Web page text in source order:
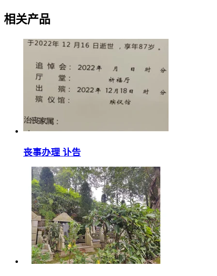
相关产品
丧事办理 讣告